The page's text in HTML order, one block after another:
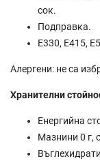
сок.
Подправка.
Е330, Е415,
Алергени: не са
Хранителни
Енергийна
Мазнини 0 г,